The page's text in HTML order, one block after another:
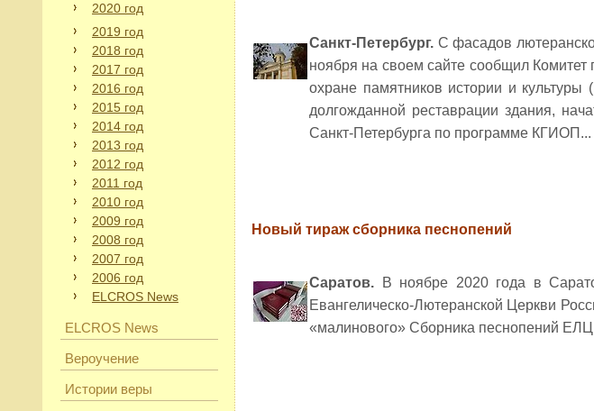
2020 год
2019 год
2018 год
2017 год
2016 год
2015 год
2014 год
2013 год
2012 год
2011 год
2010 год
2009 год
2008 год
2007 год
2006 год
ELCROS News
ELCROS News
Вероучение
Истории веры
Санкт-Петербург. С фасадов
ноября на своем сайте сообщил Комитет
охране памятников истории и
долгожданной реставрации здания,
Санкт-Петербурга по программе КГИОП...
Новый тираж сборника песнопений
Саратов.
В ноябре 2020 года в
Евангелическо-Лютеранской Церкви
«малинового» Сборника песнопений